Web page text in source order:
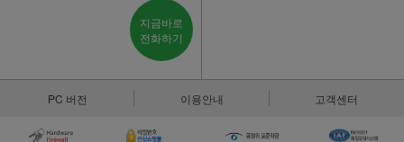
지금바로
전화하기
PC 버전 이용안내 고객센터